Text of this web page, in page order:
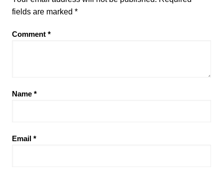
fields are marked *
Comment *
Name *
Email *